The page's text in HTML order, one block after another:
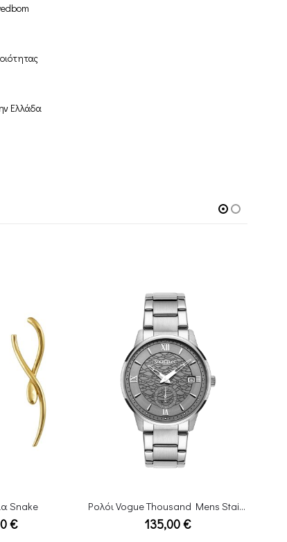
Ελλάδα
Snake
€
Ρολόι Vogue Thousand Mens Stainless Bracelet
135,00€